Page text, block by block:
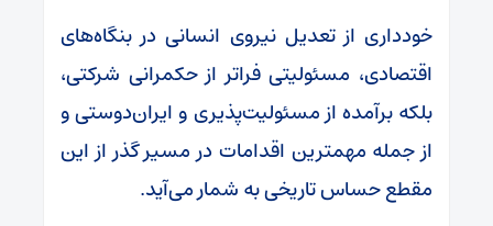
خودداری از تعدیل نیروی انسانی در بنگاه‌های
اقتصادی، مسئولیتی فراتر از حکمرانی شرکتی،
بلکه برآمده از مسئولیت‌پذیری و ایران‌دوستی و
از جمله مهمترین اقدامات در مسیر گذر از این
مقطع حساس تاریخی به شمار می‌آید.